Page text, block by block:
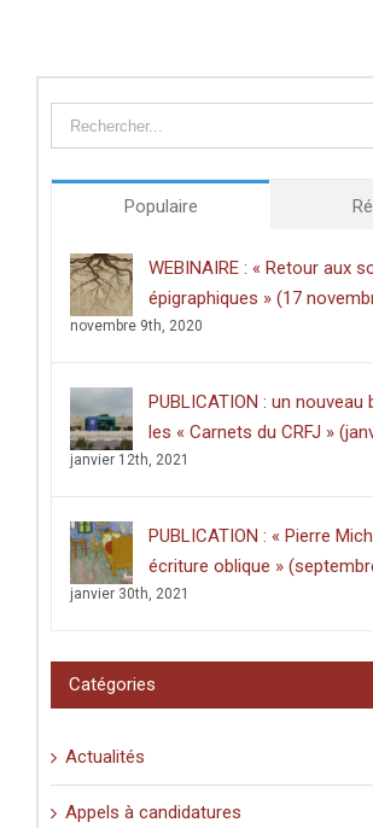
Populaire
WEBINAIRE : « Retour aux
épigraphiques » (17
novembre 9th, 2020
PUBLICATION : un nouveau
les « Carnets du CRFJ »
janvier 12th, 2021
PUBLICATION : « Pierre
écriture oblique »
janvier 30th, 2021
Catégories
Actualités
Appels à candidatures